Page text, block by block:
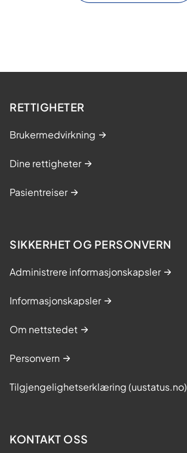
RETTIGHETER
Brukermedvirkning
Dine rettigheter
Pasientreiser
SIKKERHET OG PERSONVERN
Administrere informasjonskapsler
Informasjonskapsler
Om nettstedet
Personvern
Tilgjengelighetserklæring (uustatus.no)
KONTAKT OSS